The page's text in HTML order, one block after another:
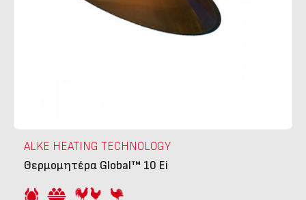
ALKE HEATING TECHNOLOGY
Θερμομητέρα Global™ 10 Ei